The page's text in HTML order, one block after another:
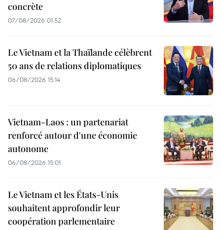
concrète
07/08/2026 01:52
Le Vietnam et la Thaïlande célèbrent
50 ans de relations diplomatiques
06/08/2026 15:14
Vietnam-Laos : un partenariat
renforcé autour d'une économie
autonome
06/08/2026 15:01
Le Vietnam et les États-Unis
souhaitent approfondir leur
coopération parlementaire